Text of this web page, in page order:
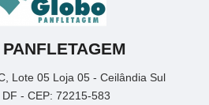
Lote 05 Loja 05 - Ceilândia Sul
- CEP: 72215-583